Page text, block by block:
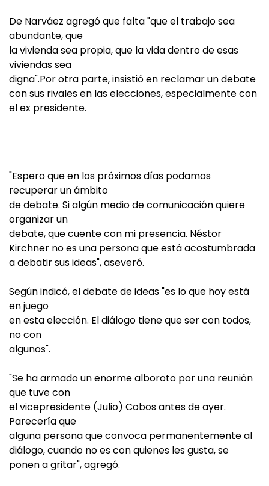
De Narváez agregó que falta "que el trabajo sea
abundante, que
la vivienda sea propia, que la vida dentro de esas
viviendas sea
digna".Por otra parte, insistió en reclamar un debate
con sus rivales en las elecciones, especialmente con
el ex presidente.
"Espero que en los próximos días podamos
recuperar un ámbito
de debate. Si algún medio de comunicación quiere
organizar un
debate, que cuente con mi presencia. Néstor
Kirchner no es una persona que está acostumbrada
a debatir sus ideas", aseveró.
Según indicó, el debate de ideas "es lo que hoy está
en juego
en esta elección. El diálogo tiene que ser con todos,
no con
algunos".
"Se ha armado un enorme alboroto por una reunión
que tuve con
el vicepresidente (Julio) Cobos antes de ayer.
Parecería que
alguna persona que convoca permanentemente al
diálogo, cuando no es con quienes les gusta, se
ponen a gritar", agregó.